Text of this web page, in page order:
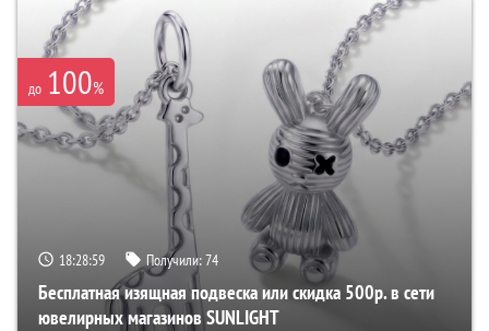
до 100%
18:28:58 Получили:74
Бесплатная изящная подвеска или скидка 500р. в сети
ювелирных магазинов SUNLIGHT